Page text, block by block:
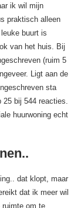
ik wil mijn
praktisch alleen
buurt is
van het huis. Bij
(ruim 5
Ligt aan de
sta
bij 544 reacties.
huurwoning echt
dat klopt, maar
dat ik meer wil
ruimte om te